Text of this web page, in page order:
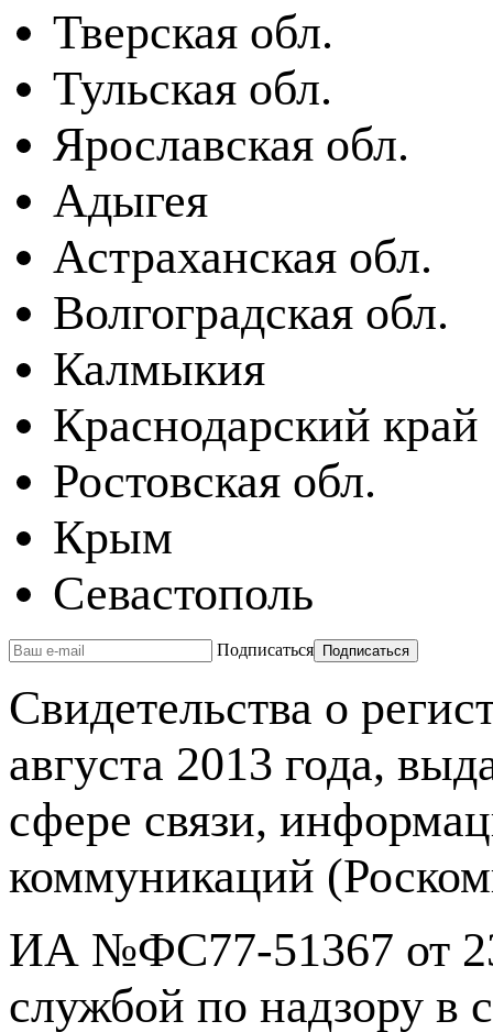
Тверская обл.
Тульская обл.
Ярославская обл.
Адыгея
Астраханская обл.
Волгоградская обл.
Калмыкия
Краснодарский край
Ростовская обл.
Крым
Севастополь
Подписаться
Свидетельства о
августа 2013 года,
сфере связи,
коммуникаций
ИА №ФС77-51367 от 23
службой по надзору в